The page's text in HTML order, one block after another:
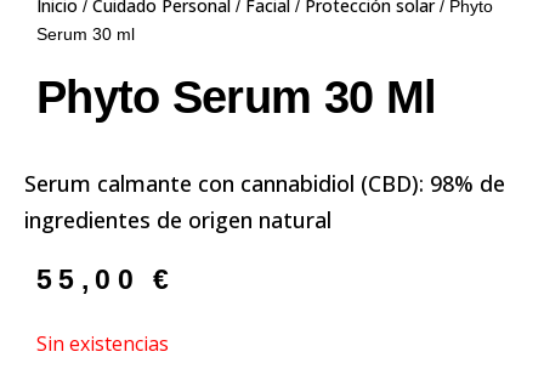
Inicio / Cuidado Personal / Facial / Protección solar/ Phyto
Serum 30 ml
Phyto Serum 30 Ml
Serum calmante con cannabidiol (CBD): 98% de
ingredientes de origen natural
55,00€
Sin existencias